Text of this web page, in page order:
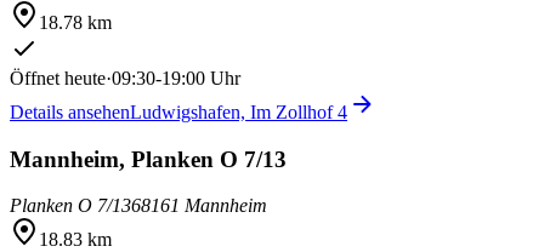
18.78 km
Öffnet heute·09:30-19:00 Uhr
Details ansehenLudwigshafen, Im Zollhof 4
Mannheim, Planken O 7/13
Planken O 7/1368161 Mannheim
18.83 km